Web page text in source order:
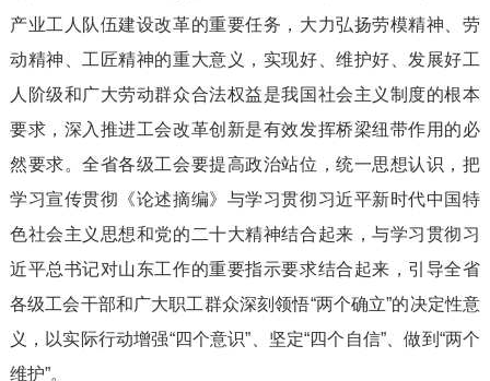
产业工人队伍建设改革的重要任务，大力弘扬劳模精神、劳
动精神、工匠精神的重大意义，实现好、维护好、发展好工
人阶级和广大劳动群众合法权益是我国社会主义制度的根本
要求，深入推进工会改革创新是有效发挥桥梁纽带作用的必
然要求。全省各级工会要提高政治站位，统一思想认识，把
学习宣传贯彻《论述摘编》与学习贯彻习近平新时代中国特
色社会主义思想和党的二十大精神结合起来，与学习贯彻习
近平总书记对山东工作的重要指示要求结合起来，引导全省
各级工会干部和广大职工群众深刻领悟“两个确立”的决定性意
义，以实际行动增强“四个意识”、坚定“四个自信”、做到“两个
维护”。